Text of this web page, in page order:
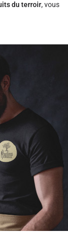
du terroir, vous